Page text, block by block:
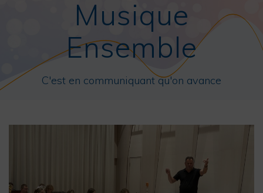
Musique
Ensemble
C'est en communiquant qu'on avance